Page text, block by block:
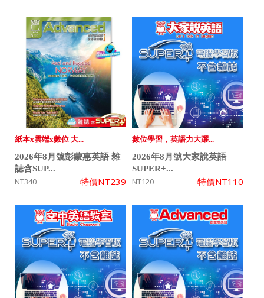
紙本x雲端x數位 大...
2026年8月號彭蒙惠英語 雜
誌含SUP...
NT340 特價NT239
數位學習，英語力大躍...
2026年8月號大家說英語
SUPER+...
NT120 特價NT110